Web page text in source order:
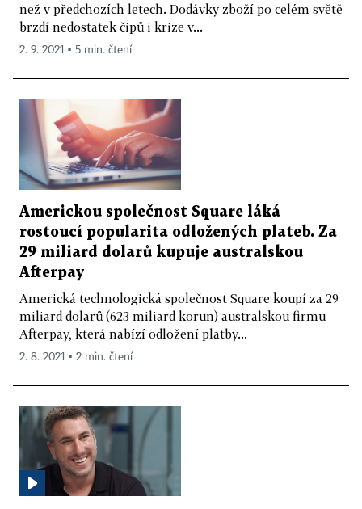
než v předchozích letech. Dodávky zboží po celém světě
brzdí nedostatek čipů i krize v...
2. 9. 2021 ▪ 5 min. čtení
Americkou společnost Square láká
rostoucí popularita odložených plateb. Za
29 miliard dolarů kupuje australskou
Afterpay
Americká technologická společnost Square koupí za 29
miliard dolarů (623 miliard korun) australskou firmu
Afterpay, která nabízí odložení platby...
2. 8. 2021 ▪ 2 min. čtení